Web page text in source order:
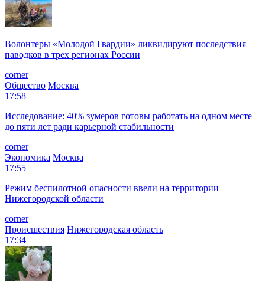
Волонтеры «Молодой Гвардии» ликвидируют последствия
паводков в трех регионах России
corner
Общество Москва
17:58
Исследование: 40% зумеров готовы работать на одном месте
до пяти лет ради карьерной стабильности
corner
Экономика Москва
17:55
Режим беспилотной опасности ввели на территории
Нижегородской области
corner
Происшествия Нижегородская область
17:34